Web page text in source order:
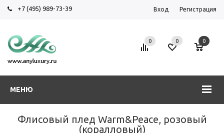
+7 (495) 989-73-39 Вход Регистрация
МЕНЮ
0 0 0
Флисовый плед Warm&Peace, розовый
(коралловый)